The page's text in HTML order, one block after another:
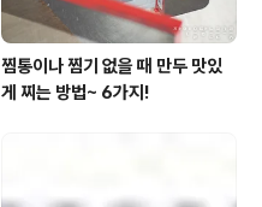
찜통이나 찜기 없을 때 만두 맛있
게 찌는 방법~ 6가지!